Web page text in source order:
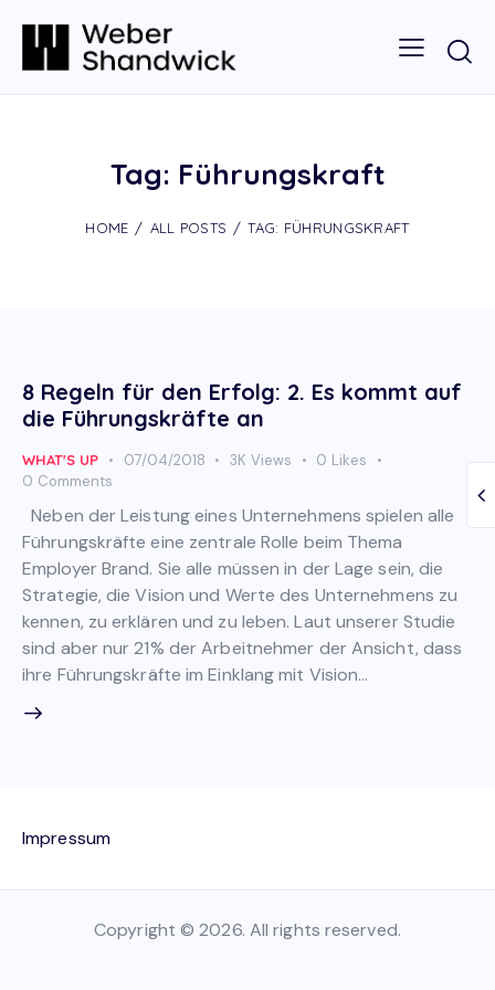
Tag: Führungskraft
HOME ALL POSTS TAG: FÜHRUNGSKRAFT
8 Regeln für den Erfolg: 2. Es kommt auf
die Führungskräfte an
WHAT'S UP 07/04/2018 3K Views 0 Likes
0 Comments
Neben der Leistung eines Unternehmens spielen alle
Führungskräfte eine zentrale Rolle beim Thema
Employer Brand. Sie alle müssen in der Lage sein, die
Strategie, die Vision und Werte des Unternehmens zu
kennen, zu erklären und zu leben. Laut unserer Studie
sind aber nur 21% der Arbeitnehmer der Ansicht, dass
ihre Führungskräfte im Einklang mit Vision…
Impressum
Copyright © 2026. All rights reserved.